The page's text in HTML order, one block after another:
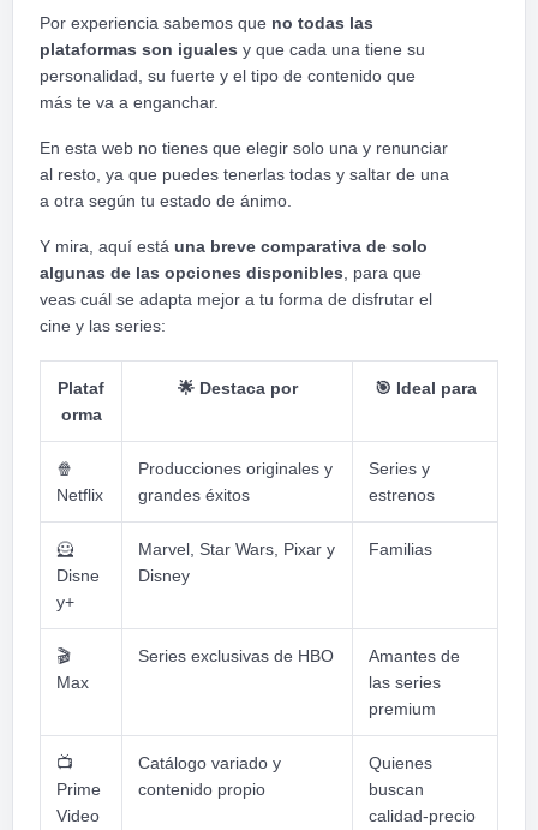
Por experiencia sabemos que no todas las
plataformas son iguales y que cada una tiene su
personalidad, su fuerte y el tipo de contenido que
más te va a enganchar.
En esta web no tienes que elegir solo una y renunciar
al resto, ya que puedes tenerlas todas y saltar de una
a otra según tu estado de ánimo.
Y mira, aquí está una breve comparativa de solo
algunas de las opciones disponibles , para que
veas cuál se adapta mejor a tu forma de disfrutar el
cine y las series:
Plataf
orma
🌟Destaca por 🎯 Ideal para
🍿
Netflix
Producciones originales y
grandes éxitos
Series y
estrenos
🦸
Disne
y+
Marvel, Star Wars, Pixar y
Disney
Familias
🎬
Max
Series exclusivas de HBO
Amantes de
las series
premium
📺
Prime
Video
Catálogo variado y
contenido propio
Quienes
buscan
calidad-precio